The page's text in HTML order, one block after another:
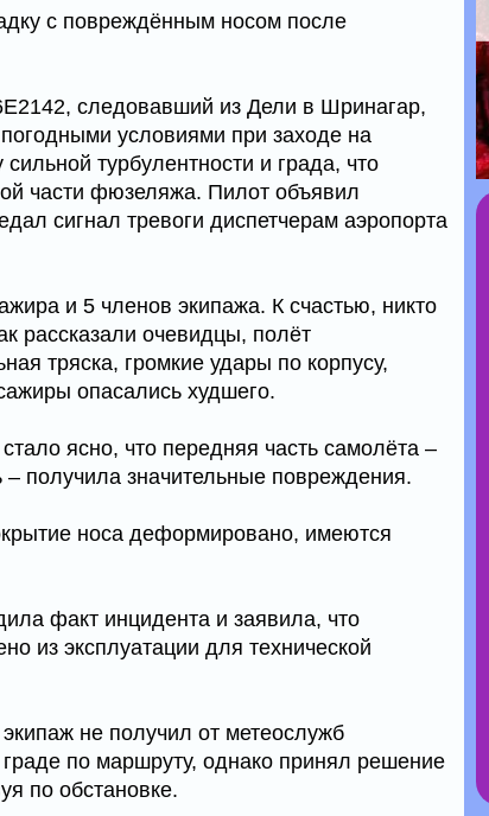
с повреждённым носом после
следовавший из Дели в Шринагар,
условиями при заходе на
турбулентности и града, что
части фюзеляжа. Пилот объявил
сигнал тревоги диспетчерам аэропорта
и 5 членов экипажа. К счастью, никто
рассказали очевидцы, полёт
тряска, громкие удары по корпусу,
опасались худшего.
ясно, что передняя часть самолёта –
получила значительные повреждения.
носа деформировано, имеются
факт инцидента и заявила, что
из эксплуатации для технической
не получил от метеослужб
по маршруту, однако принял решение
по обстановке.